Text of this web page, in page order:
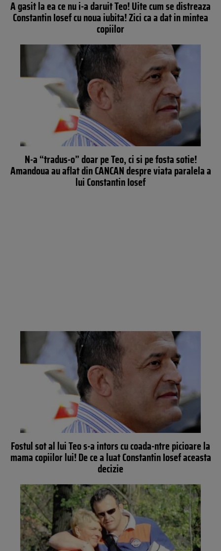
A gasit la ea ce nu i-a daruit Teo! Uite cum se distreaza
Constantin Iosef cu noua iubita! Zici ca a dat in mintea
copiilor
N-a “tradus-o” doar pe Teo, ci si pe fosta sotie!
Amandoua au aflat din CANCAN despre viata paralela a
lui Constantin Iosef
Fostul sot al lui Teo s-a intors cu coada-ntre picioare la
mama copiilor lui! De ce a luat Constantin Iosef aceasta
decizie